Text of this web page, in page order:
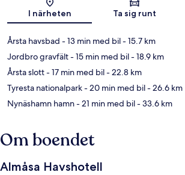
Karta
I närheten Ta sig runt
Årsta havsbad - 13 min med bil- 15.7 km
Jordbro gravfält- 15 min med bil- 18.9 km
Årsta slott- 17 min med bil- 22.8 km
Tyresta nationalpark- 20 min med bil- 26.6 km
Nynäshamn hamn- 21 min med bil- 33.6 km
Om boendet
Almåsa Havshotell